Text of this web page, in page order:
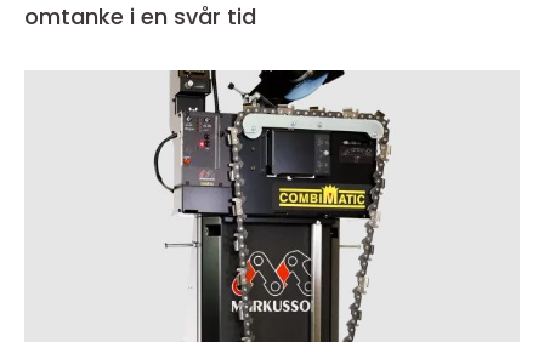
omtanke i en svår tid